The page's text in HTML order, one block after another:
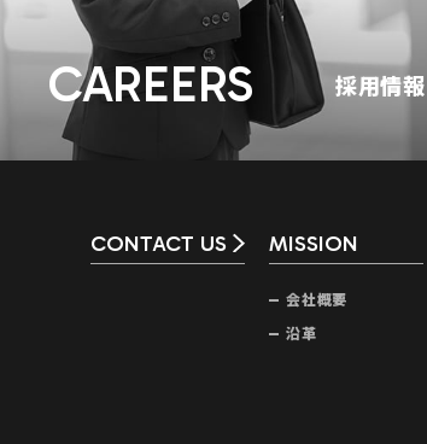
CAREERS 採用情報
CONTACT US MISSION
会社概要
沿革